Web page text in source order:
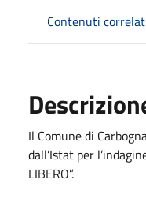
Contenuti
Il Comune di
dall’Istat per
LIBERO”.